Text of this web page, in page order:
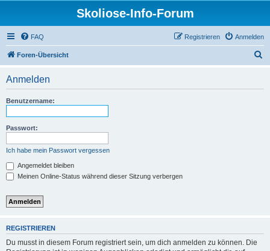
Skoliose-Info-Forum
FAQ Anmelden
Registrieren
Foren-Übersicht
Anmelden
Benutzername:
Passwort:
Ich habe mein Passwort vergessen
Angemeldet bleiben
Meinen Online-Status während dieser Sitzung verbergen
REGISTRIEREN
Du musst in diesem Forum registriert sein, um dich anmelden zu können. Die